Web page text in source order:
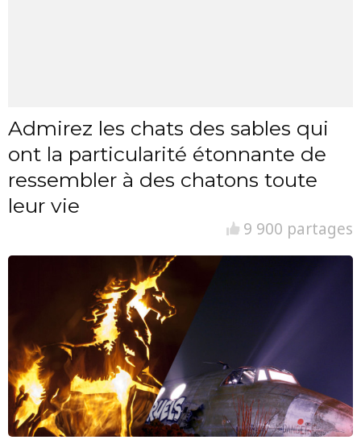
Admirez les chats des sables qui
ont la particularité étonnante de
ressembler à des chatons toute
leur vie
9 900 partages